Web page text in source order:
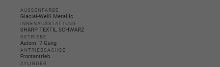
AUSSENFARBE
Glacial-Weiß Metallic
INNENAUSSTATTUNG
SHARP TEXTIL SCHWARZ
GETRIEBE
Autom. 7-Gang
ANTRIEBSACHSE
Frontantrieb
ZYLINDER